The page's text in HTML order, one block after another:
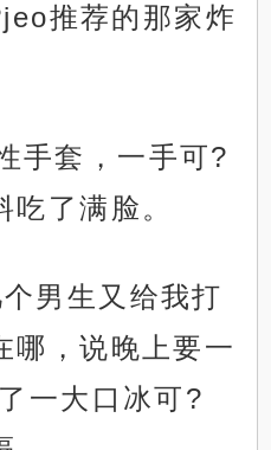
推荐的那家炸
手套，一手可?
了满脸。
男生又给我打
哪，说晚上要一
一大口冰可?